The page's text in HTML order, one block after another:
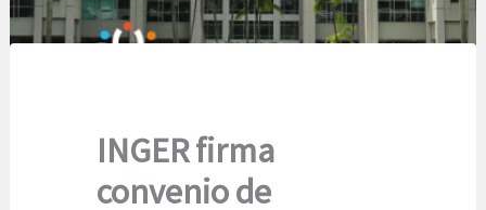
INGER firma
convenio de